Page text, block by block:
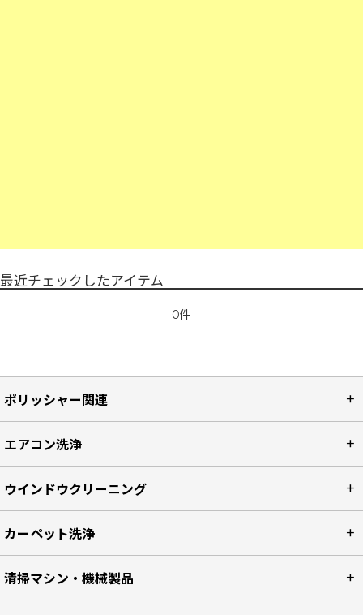
最近チェックしたアイテム
0件
ポリッシャー関連
エアコン洗浄
ウインドウクリーニング
カーペット洗浄
清掃マシン・機械製品